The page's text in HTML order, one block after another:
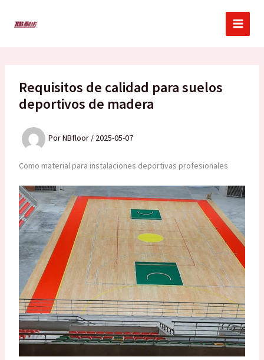
Requisitos de calidad para suelos
deportivos de madera
PorNBfloor / 2025-05-07
Como material para instalaciones deportivas profesionales